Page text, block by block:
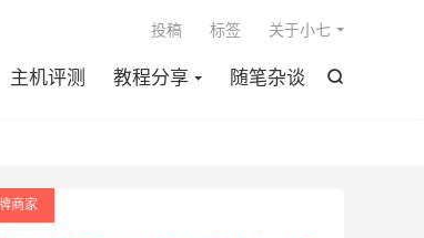

主机评测 教程分享 随笔杂谈
投稿 标签 关于小七
商家